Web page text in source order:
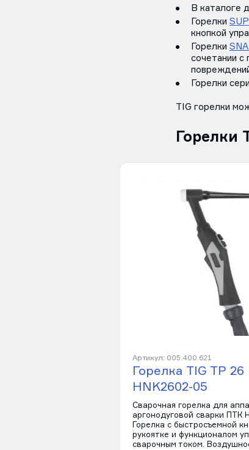
В каталоге
Горелки
кнопкой
Горелки
сочетании с
Горелки
TIG горелки
Горелки
Артикул: 005.400.621
Горелка TIG TP
HNK2602-05
Сварочная горелка для
аргонодуговой сварки ПТК
Горелка с быстросъемной
рукоятке и функционалом
сварочным током.